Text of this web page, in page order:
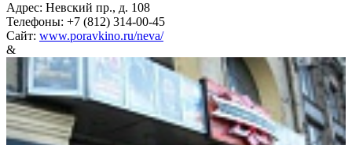
Адрес: Невский пр., д. 108
Телефоны: +7 (812) 314-00-45
Сайт: www.poravkino.ru/neva/
&